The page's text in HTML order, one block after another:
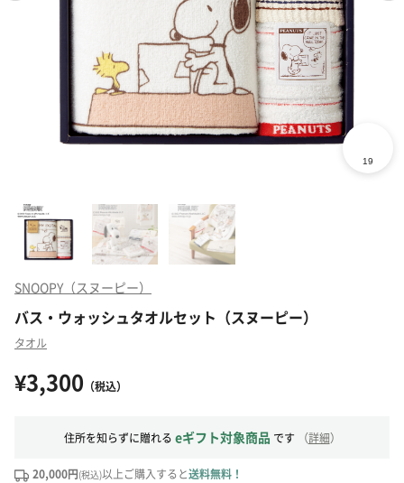
SNOOPY（スヌーピー）
バス・ウォッシュタオルセット（スヌーピー）
タオル
¥3,300 （税込）
住所を知らずに贈れる eギフト対象商品 です （詳細）
20,000円(税込)以上ご購入すると送料無料！